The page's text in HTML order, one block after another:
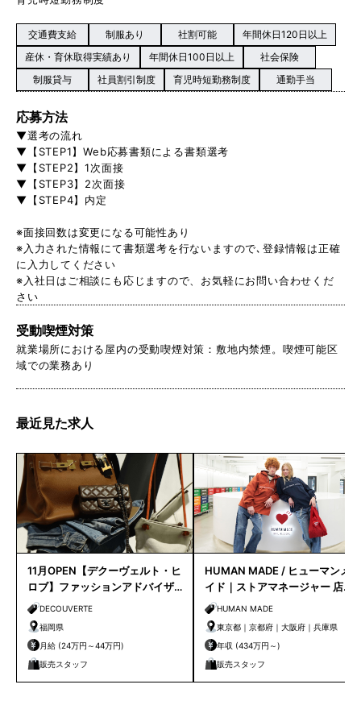
交通費支給 制服あり 社割可能
年間休日120日以上
産休・育休取得実績あり
年間休日100日以上
社会保険
制服貸与
社員割引制度 育児時短勤務制度 通勤手当
応募方法
▼選考の流れ
▼【STEP1】Web応募書類による書類選考
▼【STEP2】1次面接
▼【STEP3】2次面接
▼【STEP4】内定
※面接回数は変更になる可能性あり
※入力された情報にて書類選考を行ないますので､登録情報は正確
に入力してください
※入社日はご相談にも応じますので、お気軽にお問い合わせくだ
さい
受動喫煙対策
就業場所における屋内の受動喫煙対策：敷地内禁煙。喫煙可能区
域での業務あり
最近見た求人
11月OPEN【デクーヴェルト・ヒ
ロブ】ファッションアドバイザ
ー｜天神店
DECOUVERTE
福岡県
月給 (24万円～44万円)
販売スタッフ
HUMAN MADE / ヒューマンメ
イド｜ストアマネージャー 店長
候補HUMAN MADE
東京都｜京都府｜大阪府｜兵庫県
年収 (434万円～)
販売スタッフ